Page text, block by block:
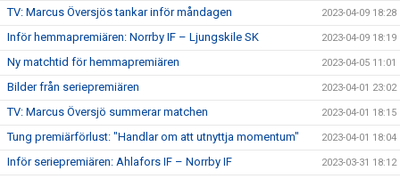
TV: Marcus Översjös tankar inför måndagen 2023-04-09 18:28
Inför hemmapremiären: Norrby IF – Ljungskile SK 2023-04-09 18:19
Ny matchtid för hemmapremiären 2023-04-05 11:01
Bilder från seriepremiären 2023-04-01 23:02
TV: Marcus Översjö summerar matchen 2023-04-01 18:15
Tung premiärförlust: "Handlar om att utnyttja momentum" 2023-04-01 18:04
Inför seriepremiären: Ahlafors IF – Norrby IF 2023-03-31 18:12